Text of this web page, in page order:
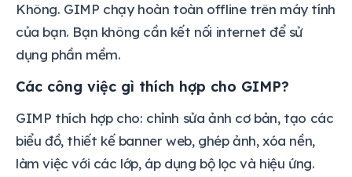
Không. GIMP chạy hoàn toàn offline trên máy tính
của bạn. Bạn không cần kết nối internet để sử
dụng phần mềm.
Các công việc gì thích hợp cho GIMP?
GIMP thích hợp cho: chỉnh sửa ảnh cơ bản, tạo các
biểu đồ, thiết kế banner web, ghép ảnh, xóa nền,
làm việc với các lớp, áp dụng bộ lọc và hiệu ứng.